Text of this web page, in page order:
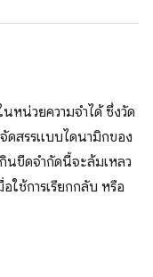
หน่วยความจำได้ ซึ่งวัด
ดสรรแบบไดนามิกของ
นขีดจำกัดนี้จะล้มเหลว
อใช้การเรียกกลับ หรือ